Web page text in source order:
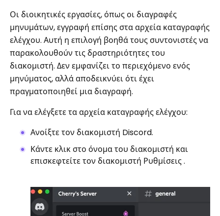
Οι διοικητικές εργασίες, όπως οι διαγραφές
μηνυμάτων, εγγραφή επίσης στα αρχεία καταγραφής
ελέγχου. Αυτή η επιλογή βοηθά τους συντονιστές να
παρακολουθούν τις δραστηριότητες του
διακομιστή. Δεν εμφανίζει το περιεχόμενο ενός
μηνύματος, αλλά αποδεικνύει ότι έχει
πραγματοποιηθεί μια διαγραφή.
Για να ελέγξετε τα αρχεία καταγραφής ελέγχου:
Ανοίξτε τον διακομιστή Discord.
Κάντε κλικ στο όνομα του διακομιστή και
επισκεφτείτε τον διακομιστή Ρυθμίσεις .